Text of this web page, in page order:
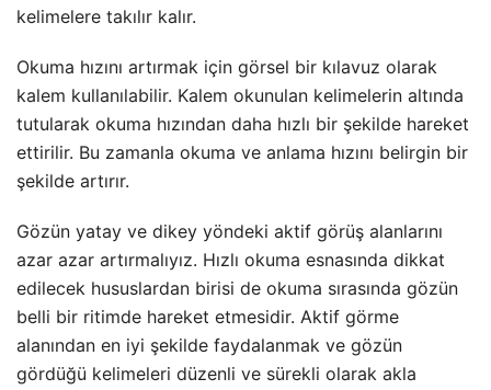
kelimelere takılır kalır.
Okuma hızını artırmak için görsel bir kılavuz olarak
kalem kullanılabilir. Kalem okunulan kelimelerin altında
tutularak okuma hızından daha hızlı bir şekilde hareket
ettirilir. Bu zamanla okuma ve anlama hızını belirgin bir
şekilde artırır.
Gözün yatay ve dikey yöndeki aktif görüş alanlarını
azar azar artırmalıyız. Hızlı okuma esnasında dikkat
edilecek hususlardan birisi de okuma sırasında gözün
belli bir ritimde hareket etmesidir. Aktif görme
alanından en iyi şekilde faydalanmak ve gözün
gördüğü kelimeleri düzenli ve sürekli olarak akla